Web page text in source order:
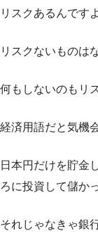
リスクあるんです
リスクないものは
何もしないのもリ
経済用語だと気機
日本円だけを貯金
ろに投資して儲か
それじゃなきゃ銀